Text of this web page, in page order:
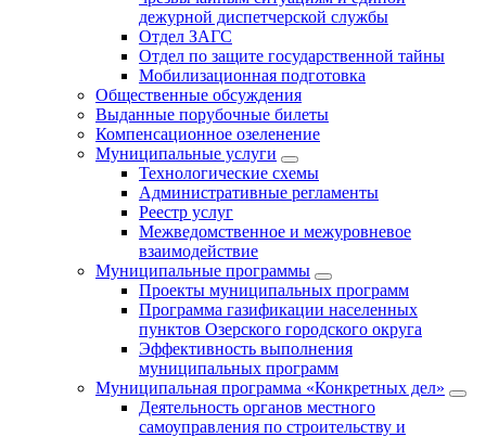
дежурной диспетчерской службы
Отдел ЗАГС
Отдел по защите государственной тайны
Мобилизационная подготовка
Общественные обсуждения
Выданные порубочные билеты
Компенсационное озеленение
Муниципальные услуги
Технологические схемы
Административные регламенты
Реестр услуг
Межведомственное и межуровневое
взаимодействие
Муниципальные программы
Проекты муниципальных программ
Программа газификации населенных
пунктов Озерского городского округа
Эффективность выполнения
муниципальных программ
Муниципальная программа «Конкретных дел»
Деятельность органов местного
самоуправления по строительству и